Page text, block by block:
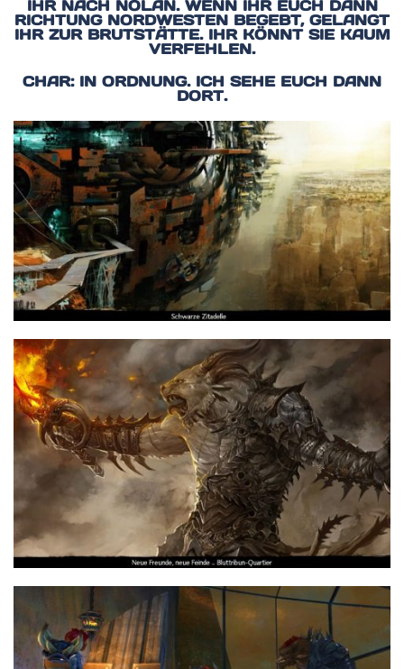
IHR NACH NOLAN. WENN IHR EUCH DANN
RICHTUNG NORDWESTEN BEGEBT, GELANGT
IHR ZUR BRUTSTÄTTE. IHR KÖNNT SIE KAUM
VERFEHLEN.
CHAR: IN ORDNUNG. ICH SEHE EUCH DANN
DORT.